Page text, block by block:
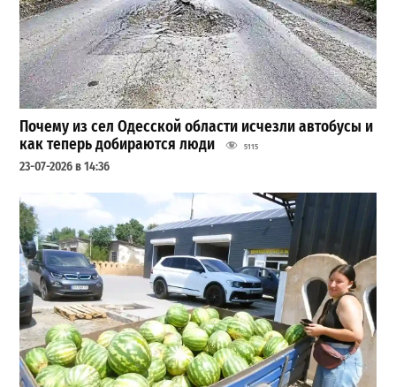
Почему из сел Одесской области исчезли автобусы и
как теперь добираются люди
5115
23-07-2026 в 14:36